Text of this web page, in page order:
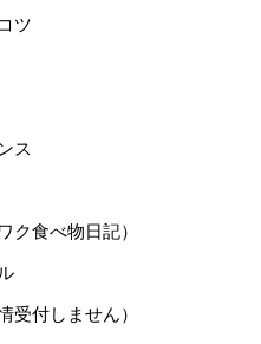
ツ
ス
ク食べ物日記）
受付しません）